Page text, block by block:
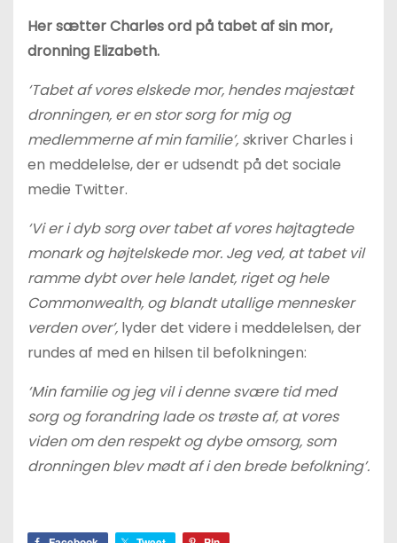
Her sætter Charles ord på tabet af sin mor,
dronning Elizabeth.
‘Tabet af vores elskede mor, hendes majestæt
dronningen, er en stor sorg for mig og
medlemmerne af min familie’, skriver Charles i
en meddelelse, der er udsendt på det sociale
medie Twitter.
‘Vi er i dyb sorg over tabet af vores højtagtede
monark og højtelskede mor. Jeg ved, at tabet vil
ramme dybt over hele landet, riget og hele
Commonwealth, og blandt utallige mennesker
verden over’, lyder det videre i meddelelsen, der
rundes af med en hilsen til befolkningen:
‘Min familie og jeg vil i denne svære tid med
sorg og forandring lade os trøste af, at vores
viden om den respekt og dybe omsorg, som
dronningen blev mødt af i den brede befolkning’.